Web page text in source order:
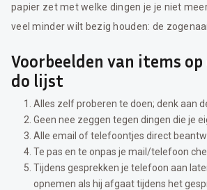
papier zet met welke dingen je je niet
veel minder wilt bezig houden: de
Voorbeelden van items
do lijst
Alles zelf proberen te doen; denk aan
Geen nee zeggen tegen dingen die je
Alle email of telefoontjes direct
Te pas en te onpas je mail/telefoon
Tijdens gesprekken je telefoon aan
opnemen als hij afgaat tijdens het